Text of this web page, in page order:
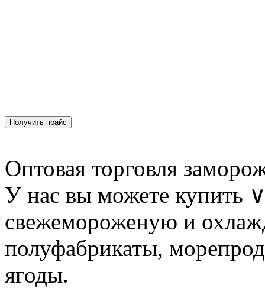
Получить прайс
Оптовая торговля
У нас вы можете купить
свежемороженую и
полуфабрикаты,
ягоды.